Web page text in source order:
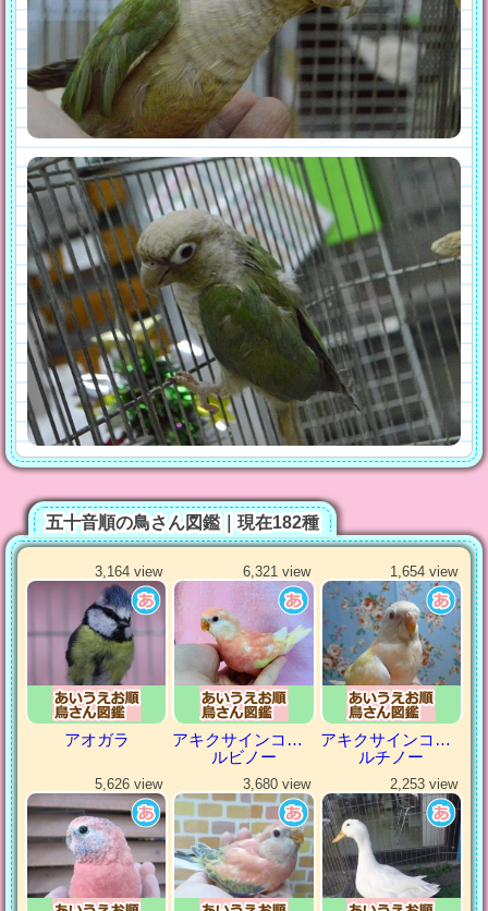
五十音順の鳥さん図鑑｜現在182種
3,164 view
アオガラ
6,321 view
アキクサインコ（秋草インコ）
ルビノー
1,654 view
アキクサインコ（秋草インコ）
ルチノー
5,626 view 3,680 view 2,253 view